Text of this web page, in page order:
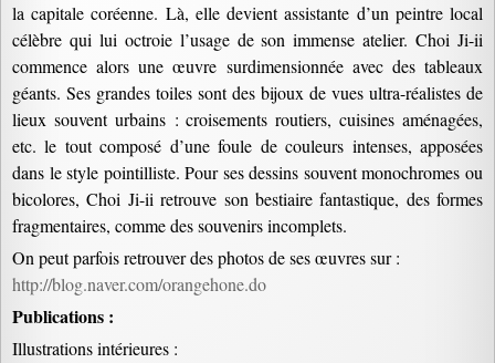
la capitale coréenne. Là, elle devient assistante d’un peintre local
célèbre qui lui octroie l’usage de son immense atelier. Choi Ji-ii
commence alors une œuvre surdimensionnée avec des tableaux
géants. Ses grandes toiles sont des bijoux de vues ultra-réalistes de
lieux souvent urbains : croisements routiers, cuisines aménagées,
etc. le tout composé d’une foule de couleurs intenses, apposées
dans le style pointilliste. Pour ses dessins souvent monochromes ou
bicolores, Choi Ji-ii retrouve son bestiaire fantastique, des formes
fragmentaires, comme des souvenirs incomplets.
On peut parfois retrouver des photos de ses œuvres sur :
http://blog.naver.com/orangehone.do
Publications :
Illustrations intérieures :